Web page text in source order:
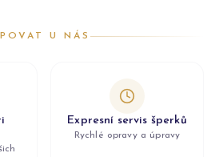
U NÁS
Expresní servis šperků
Rychlé opravy a úpravy